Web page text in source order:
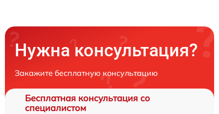
Нужна консультация?
Закажите бесплатную консультацию
Бесплатная консультация со
специалистом